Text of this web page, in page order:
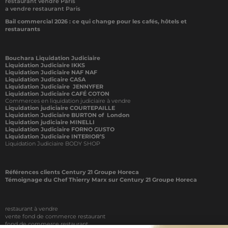
a vendre restaurant Paris
Bail commercial 2026 : ce qui change pour les cafés, hôtels et
restaurants
Bouchara Liquidation Judiciaire
Liquidation Judiciaire IKKS
Liquidation Judiciaire NAF NAF
Liquidation Judicaire CASA
Liquidation Judiciaire JENNYFER
Liquidation Judiciaire CAFÉ COTON
Commerces en liquidation judiciaire à vendre
Liquidation judiciaire COURTEPAILLE
Liquidation Judiciaire BURTON of London
Liquidation judiciaire MINELLI
Liquidation Judiciaire FORNO GUSTO
Liquidation Judiciaire INTERIOR’S
Liquidation Judiciaire BODY SHOP
Références clients Century 21 Groupe Horeca
Témoignage du Chef Thierry Marx sur Century 21 Groupe Horeca
restaurant à vendre
vente fond de commerce restaurant
fond de commerce restaurant